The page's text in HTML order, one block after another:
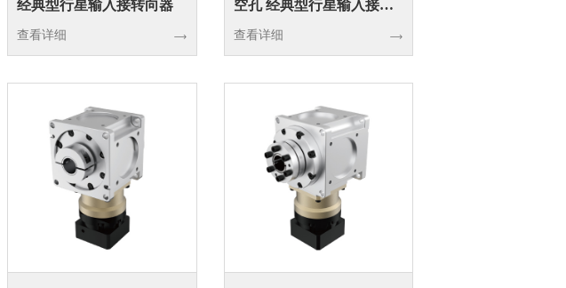
经典型行星输入接转向器
查看详细
空孔 经典型行星输入接转
向器
查看详细